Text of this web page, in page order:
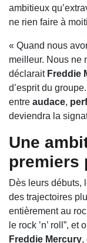
ambitieux
ne rien faire à
« Quand nous
meilleur. Nous ne
déclarait Freddie
d’esprit du
entre audace,
deviendra la
Une
premiers
Dès leurs débuts,
des trajectoires
entièrement au
le rock ’n’ roll”,
Freddie Mercury,